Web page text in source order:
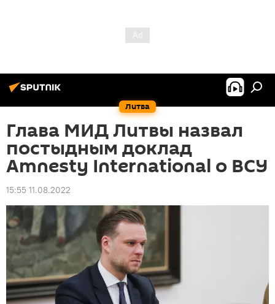
Литва
Глава МИД Литвы назвал
постыдным доклад
Amnesty International о ВСУ
15:55 11.08.2022